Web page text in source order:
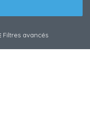
Filtres avancés